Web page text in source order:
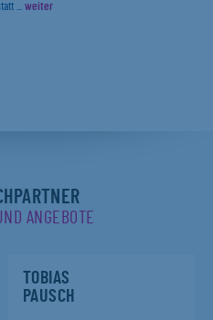
... weiter
ANGEBOTE
TOBIAS
PAUSCH